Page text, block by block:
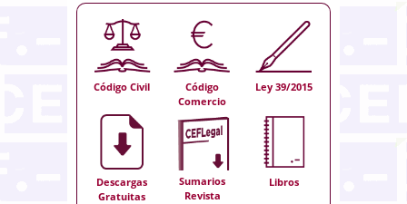
Código Civil
Código
Comercio
Ley 39/2015
Descargas
Gratuitas
Sumarios
Revista
Libros